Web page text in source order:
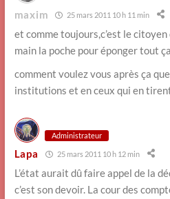
maxim 25 mars 2011 10 h 11 min
et comme toujours,c’est le
main la poche pour éponger tout
comment voulez vous après ça
institutions et en ceux qui en
Administrateur
Lapa 25 mars 2011 10 h 12 min
L’état aurait dû faire appel de la
c’est son devoir. La cour des